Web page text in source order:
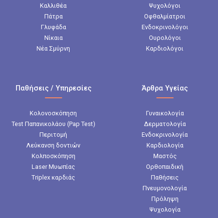
Καλλιθέα
Πάτρα
Γλυφάδα
Νίκαια
Νέα Σμύρνη
Ψυχολόγοι
Οφθαλμίατροι
Ενδοκρινολόγοι
Ουρολόγοι
Καρδιολόγοι
Παθήσεις / Υπηρεσίες
Κολονοσκόπηση
Test Παπανικολάου (Pap Test)
Περιτομή
Λεύκανση δοντιών
Κολποσκόπηση
Laser Μυωπίας
Triplex καρδιάς
Άρθρα Υγείας
Γυναικολογία
Δερματολογία
Ενδοκρινολογία
Καρδιολογία
Μαστός
Ορθοπαιδική
Παθήσεις
Πνευμονολογία
Πρόληψη
Ψυχολογία